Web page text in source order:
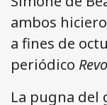
ambos
a fines de
periódico
La pugna del